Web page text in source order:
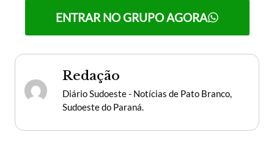
ENTRAR NO GRUPO AGORA
Redação
Diário Sudoeste - Notícias de Pato Branco,
Sudoeste do Paraná.